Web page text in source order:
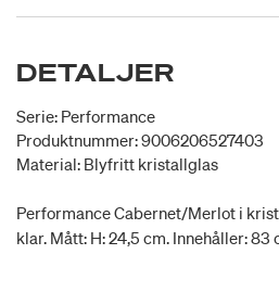
DETALJER
Serie: Performance
Produktnummer: 9006206527403
Material: Blyfritt kristallglas
Performance Cabernet/Merlot i
klar. Mått: H: 24,5 cm. Innehåller: 83